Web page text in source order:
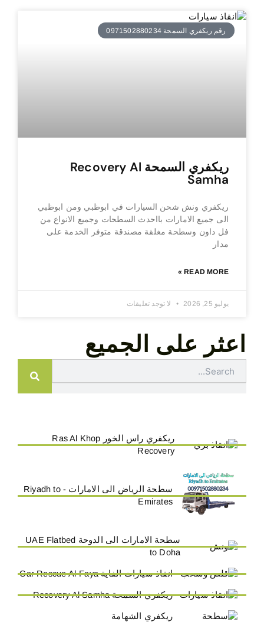
رقم ريكفري السمحة 0971502880234
ريكفري السمحة Recovery Al
Samha
ريكفري ونش شحن السيارات في ابوظبي ومن ابوظبي
الى جميع الامارات بااحدث السطحات وجميع الانواع من
فل داون وسطحة مغلقة مصندقة متوفر الخدمة على
مدار
READ MORE »
يوليو 25, 2026 لا توجد تعليقات
اعثر على الجميع
ريكفري راس الخور Ras Al Khop
Recovery
سطحة الرياض الى الامارات - Riyadh to
Emirates
سطحة الامارات الى الدوحة UAE Flatbed
to Doha
انقاذ سيارات الفاية Car Rescue Al-Faya
ريكفري السمحة Recovery Al Samha
ريكفري الشهامة